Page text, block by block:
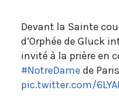
Devant la Sainte
d’Orphée de Gluck
invité à la prière en
#NotreDame de
pic.twitter.com/